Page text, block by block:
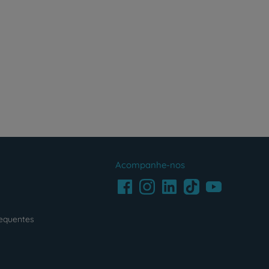
Acompanhe-nos
FacebookInstagramLinkedInTikTokYoutube